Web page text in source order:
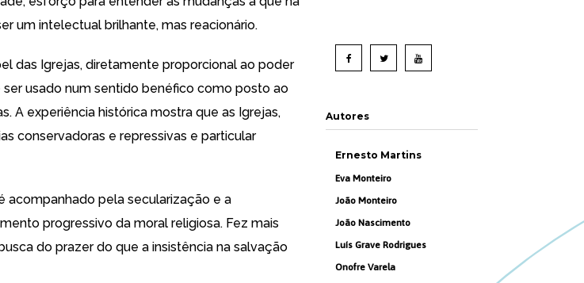
um intelectual brilhante, mas reacionário.
das Igrejas, diretamente proporcional ao poder
usado num sentido benéfico como posto ao
A experiência histórica mostra que as Igrejas,
conservadoras e repressivas e particular
acompanhado pela secularização e a
progressivo da moral religiosa. Fez mais
do prazer do que a insistência na salvação
Autores
Ernesto Martins
Eva Monteiro
João Monteiro
João Nascimento
Luís Grave Rodrigues
Onofre Varela